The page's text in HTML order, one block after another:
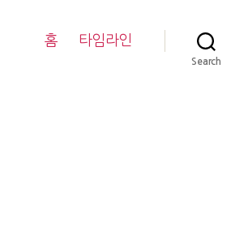
홈 타임라인
Search